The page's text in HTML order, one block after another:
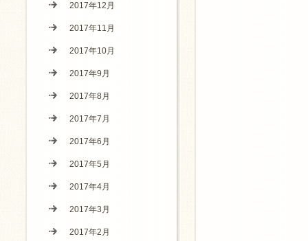
2017年12月
2017年11月
2017年10月
2017年9月
2017年8月
2017年7月
2017年6月
2017年5月
2017年4月
2017年3月
2017年2月